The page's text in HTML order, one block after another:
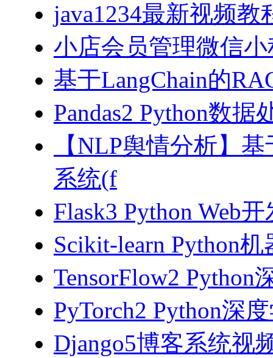
java1234最新视频教
小店会员管理微信
基于LangChain的
Pandas2 Python数
【NLP舆情分析】
系统(f
Flask3 Python Web
Scikit-learn Python
TensorFlow2 Python
PyTorch2 Python深
Django5博客系统视